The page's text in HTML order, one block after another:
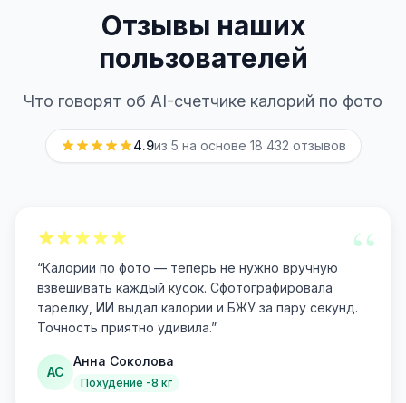
Отзывы наших
пользователей
Что говорят об AI-счетчике калорий по фото
4.9из 5 на основе 18 432 отзывов
“
“Калории по фото — теперь не нужно вручную
взвешивать каждый кусок. Сфотографировала
тарелку, ИИ выдал калории и БЖУ за пару секунд.
Точность приятно удивила.”
АС
Анна Соколова
Похудение -8 кг